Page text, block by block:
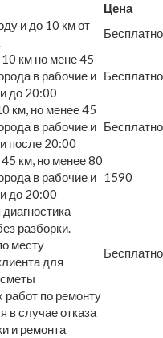
Цена
и до 10 км от
Бесплатно
км но мене 45
в рабочие и
до 20:00
Бесплатно
км, но менее 45
в рабочие и
после 20:00
Бесплатно
км, но менее 80
в рабочие и
до 20:00
1590
разборки.
месту
для
по ремонту
Бесплатно
в случае отказа
и ремонта